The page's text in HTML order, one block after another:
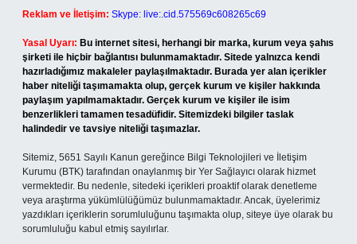
Reklam ve İletişim: Skype: live:.cid.575569c608265c69
Yasal Uyarı: Bu internet sitesi, herhangi bir marka, kurum veya şahıs
şirketi ile hiçbir bağlantısı bulunmamaktadır. Sitede yalnızca kendi
hazırladığımız makaleler paylaşılmaktadır. Burada yer alan içerikler
haber niteliği taşımamakta olup, gerçek kurum ve kişiler hakkında
paylaşım yapılmamaktadır. Gerçek kurum ve kişiler ile isim
benzerlikleri tamamen tesadüfidir. Sitemizdeki bilgiler taslak
halindedir ve tavsiye niteliği taşımazlar.
Sitemiz, 5651 Sayılı Kanun gereğince Bilgi Teknolojileri ve İletişim
Kurumu (BTK) tarafından onaylanmış bir Yer Sağlayıcı olarak hizmet
vermektedir. Bu nedenle, sitedeki içerikleri proaktif olarak denetleme
veya araştırma yükümlülüğümüz bulunmamaktadır. Ancak, üyelerimiz
yazdıkları içeriklerin sorumluluğunu taşımakta olup, siteye üye olarak bu
sorumluluğu kabul etmiş sayılırlar.